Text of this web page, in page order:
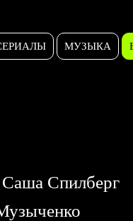
МУЗЫКА
Саша Спилберг